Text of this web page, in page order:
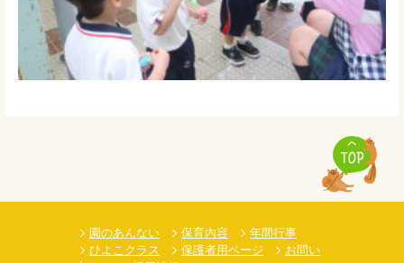
園のあんない 保育内容
年間行事
ひよこクラス
保護者用ページ
お問い